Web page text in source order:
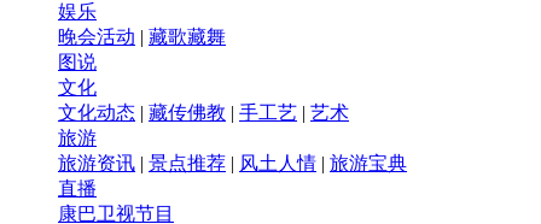
娱乐
晚会活动 | 藏歌藏舞
图说
文化
文化动态 | 藏传佛教 | 手工艺 | 艺术
旅游
旅游资讯 | 景点推荐 | 风土人情 | 旅游宝典
直播
康巴卫视节目